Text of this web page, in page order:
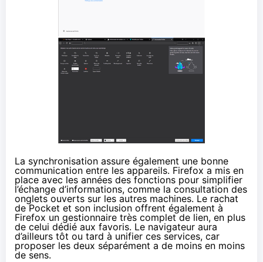
La synchronisation assure également une bonne
communication entre les appareils. Firefox a mis en
place avec les années des fonctions pour simplifier
l’échange d’informations, comme la consultation des
onglets ouverts sur les autres machines. Le rachat
de Pocket et son inclusion offrent également à
Firefox un gestionnaire très complet de lien, en plus
de celui dédié aux favoris. Le navigateur aura
d’ailleurs tôt ou tard à unifier ces services, car
proposer les deux séparément a de moins en moins
de sens.